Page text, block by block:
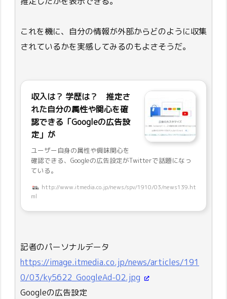
これを機に、自分の情報が外部からどのように収集
されているかを実感してみるのもよさそうだ。
収入は？ 学歴は？ 推定さ
れた自分の属性や関心を確
認できる「Googleの広告設
定」が
ユーザー自身の属性や興味関心を
確認できる、Googleの広告設定がTwitterで話題になっ
ている。
http://www.itmedia.co.jp/news/spv/1910/03/news139.ht
ml
記者のパーソナルデータ
https://image.itmedia.co.jp/news/articles/191
0/03/ky5622_GoogleAd-02.jpg
Googleの広告設定